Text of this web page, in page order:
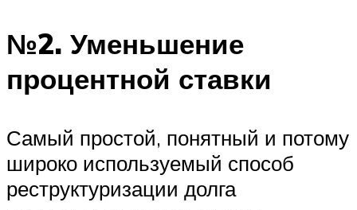
№2. Уменьшение
процентной ставки
Самый простой, понятный и потому
широко используемый способ
реструктуризации долга